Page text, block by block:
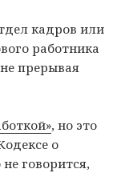
кадров или
работника
прерывая
, но это
о
говорится,